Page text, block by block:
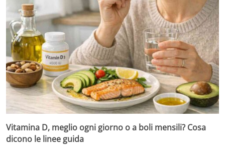
Vitamina D, meglio ogni giorno o a boli mensili? Cosa
dicono le linee guida